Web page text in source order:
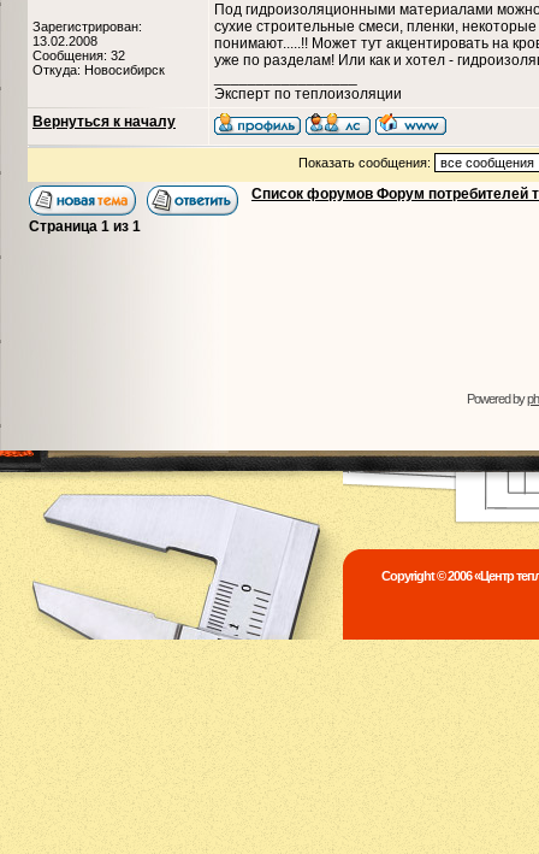
Зарегистрирован:
13.02.2008
Сообщения: 32
Откуда: Новосибирск
Под гидроизоляционными материалами
сухие строительные смеси, пленки,
понимают.....!! Может тут акцентировать на
уже по разделам! Или как и хотел -
Эксперт по теплоизоляции
Вернуться к началу
Показать сообщения:
Список форумов Форум потребителей
Страница 1 из 1
Powered by
Copyright © 2006 «Центр